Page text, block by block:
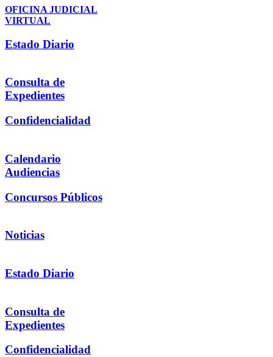
OFICINA JUDICIAL
VIRTUAL
Estado Diario
Consulta de
Expedientes
Confidencialidad
Calendario
Audiencias
Concursos Públicos
Noticias
Estado Diario
Consulta de
Expedientes
Confidencialidad